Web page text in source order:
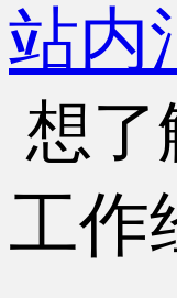
站内
想了
工作